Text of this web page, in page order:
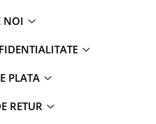
NOI
PLATA
RETUR